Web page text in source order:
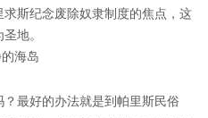
斯纪念废除奴隶制度的焦点，这
地。
海岛
最好的办法就是到帕里斯民俗